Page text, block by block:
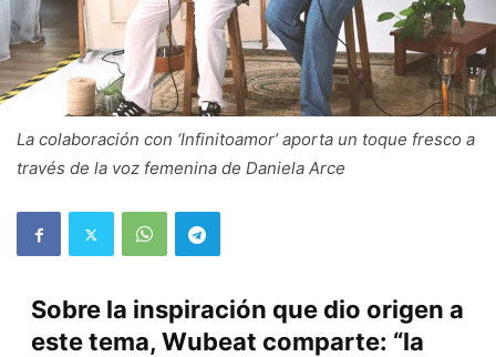
La colaboración con ‘Infinitoamor’ aporta un toque fresco a
través de la voz femenina de Daniela Arce
Sobre la inspiración que dio origen a
este tema, Wubeat comparte: “la